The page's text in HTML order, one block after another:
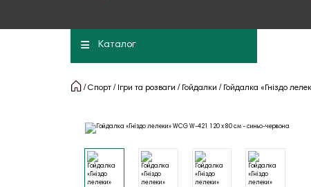
Каталог
Спорт Ігри та розваги Гойдалки Гойдалка «Гніздо